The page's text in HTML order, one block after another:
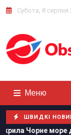
Субота, 8 серпня
Меню
ШВИДКІ
море для